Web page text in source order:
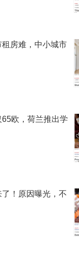
房难，中小城市
欧，荷兰推出学
！原因曝光，不